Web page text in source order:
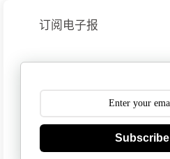
订阅电子报
Subscribe